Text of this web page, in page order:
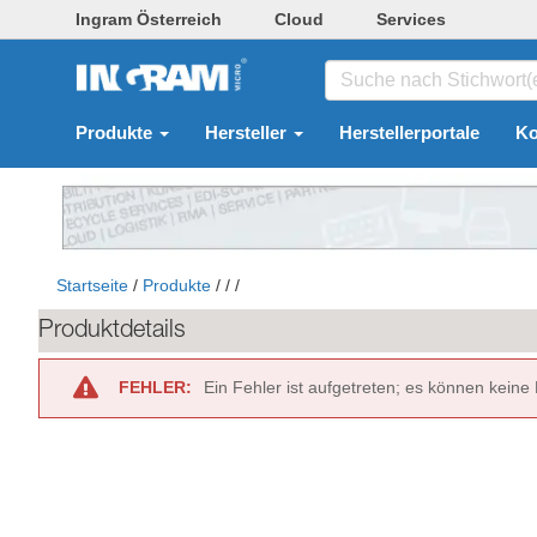
Ingram Österreich Cloud Services
Produkte Hersteller Herstellerportale
Startseite / Produkte / / /
Produktdetails
FEHLER: Ein Fehler ist aufgetreten; es können